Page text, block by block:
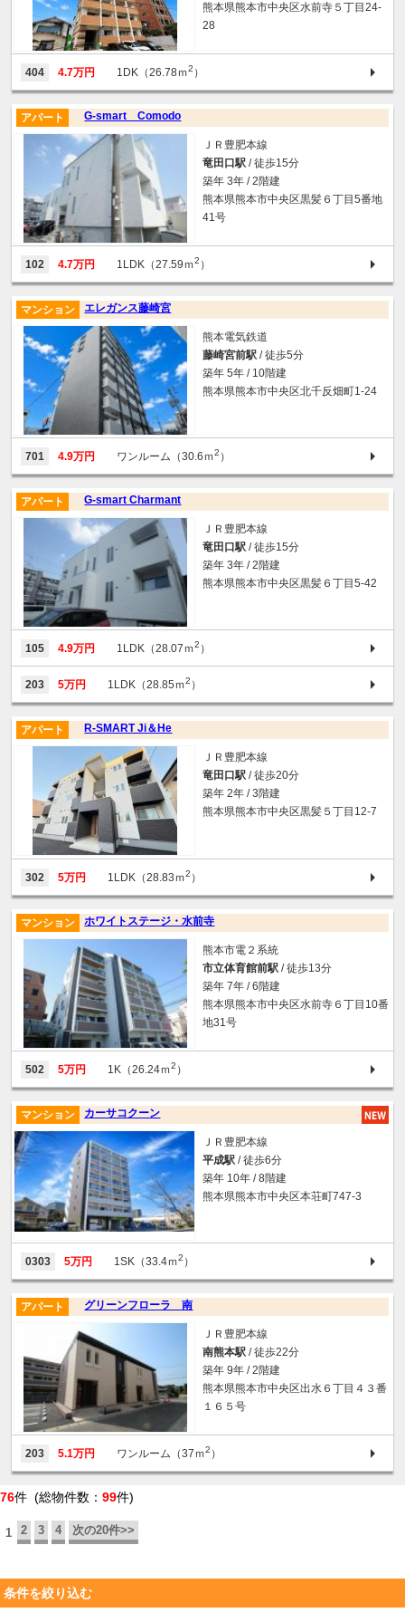
熊本県熊本市中央区水前寺５丁目24-
28
404 4.7万円 1DK（26.78ｍ2 ）
G-smart Comodo
アパート
ＪＲ豊肥本線
竜田口駅 / 徒歩15分
築年 3年 / 2階建
熊本県熊本市中央区黒髪６丁目5番地
41号
102 4.7万円 1LDK（27.59ｍ2 ）
エレガンス藤崎宮
マンション
熊本電気鉄道
藤崎宮前駅 / 徒歩5分
築年 5年 / 10階建
熊本県熊本市中央区北千反畑町1-24
701 4.9万円 ワンルーム（30.6ｍ2 ）
G-smart Charmant
アパート
ＪＲ豊肥本線
竜田口駅 / 徒歩15分
築年 3年 / 2階建
熊本県熊本市中央区黒髪６丁目5-42
105 4.9万円 1LDK（28.07ｍ2 ）
203 5万円 1LDK（28.85ｍ2 ）
R-SMART Ji＆He
アパート
ＪＲ豊肥本線
竜田口駅 / 徒歩20分
築年 2年 / 3階建
熊本県熊本市中央区黒髪５丁目12-7
302 5万円 1LDK（28.83ｍ2 ）
ホワイトステージ・水前寺
マンション
熊本市電２系統
市立体育館前駅 / 徒歩13分
築年 7年 / 6階建
熊本県熊本市中央区水前寺６丁目10番
地31号
502 5万円 1K（26.24ｍ2 ）
カーサコクーン
マンション
ＪＲ豊肥本線
平成駅 / 徒歩6分
築年 10年 / 8階建
熊本県熊本市中央区本荘町747-3
0303 5万円 1SK（33.4ｍ2 ）
グリーンフローラ 南
アパート
ＪＲ豊肥本線
南熊本駅 / 徒歩22分
築年 9年 / 2階建
熊本県熊本市中央区出水６丁目４３番
１６５号
203 5.1万円 ワンルーム（37ｍ2 ）
76件 (総物件数： 99件)
1 2 3 4 次の20件>>
条件を絞り込む